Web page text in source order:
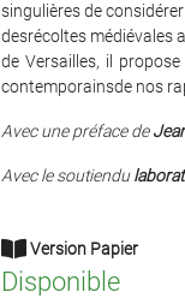
singulières de
desrécoltes médiévales
de Versailles, il
contemporainsde nos
Avec une préface de
Avec le soutiendu
Version Papier
Disponible